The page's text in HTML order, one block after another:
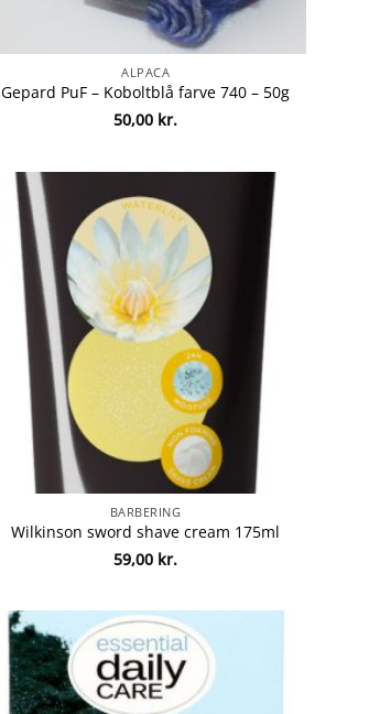
ALPACA
Gepard PuF – Koboltblå farve 740 – 50g
50,00 kr.
BARBERING
Wilkinson sword shave cream 175ml
59,00 kr.